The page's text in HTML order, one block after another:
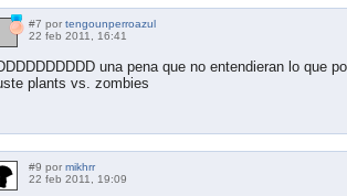
#7 por tengounperroazul
22 feb 2011, 16:41
una pena que no entendieran lo que
plants vs. zombies
#9 por mikhrr
22 feb 2011, 19:09